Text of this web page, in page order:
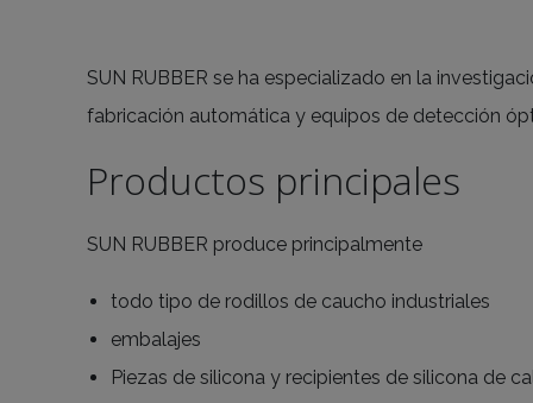
SUN RUBBER se ha especializado en la
fabricación automática y equipos de detección
Productos principales
SUN RUBBER produce principalmente
todo tipo de rodillos de caucho industriales
embalajes
Piezas de silicona y recipientes de silicona de